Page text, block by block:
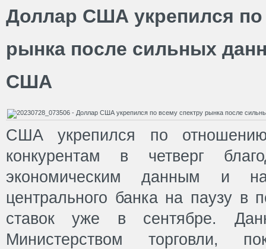
Доллар США укрепился по
рынка после сильных
США
США укрепился по
конкурентам в четверг
экономическим данным и
центрального банка на паузу в
ставок уже в сентябре.
Министерством торговли,